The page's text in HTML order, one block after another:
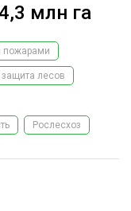
млн га
пожарами
лесов
Рослесхоз